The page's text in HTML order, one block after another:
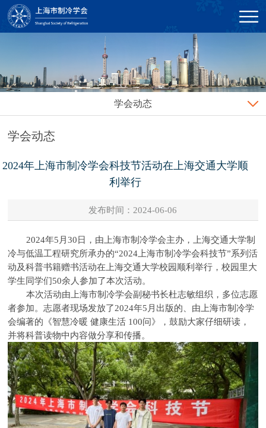
学会动态
学会动态
2024年上海市制冷学会科技节活动在上海交通大学顺
利举行
发布时间：2024-06-06
2024年5月30日，由上海市制冷学会主办，上海交通大学制
冷与低温工程研究所承办的“2024上海市制冷学会科技节”系列活
动及科普书籍赠书活动在上海交通大学校园顺利举行，校园里大
学生同学们50余人参加了本次活动。
本次活动由上海市制冷学会副秘书长杜志敏组织，多位志愿
者参加。志愿者现场发放了2024年5月出版的、由上海市制冷学
会编著的《智慧冷暖 健康生活 100问》，鼓励大家仔细研读，
并将科普读物中内容做分享和传播。